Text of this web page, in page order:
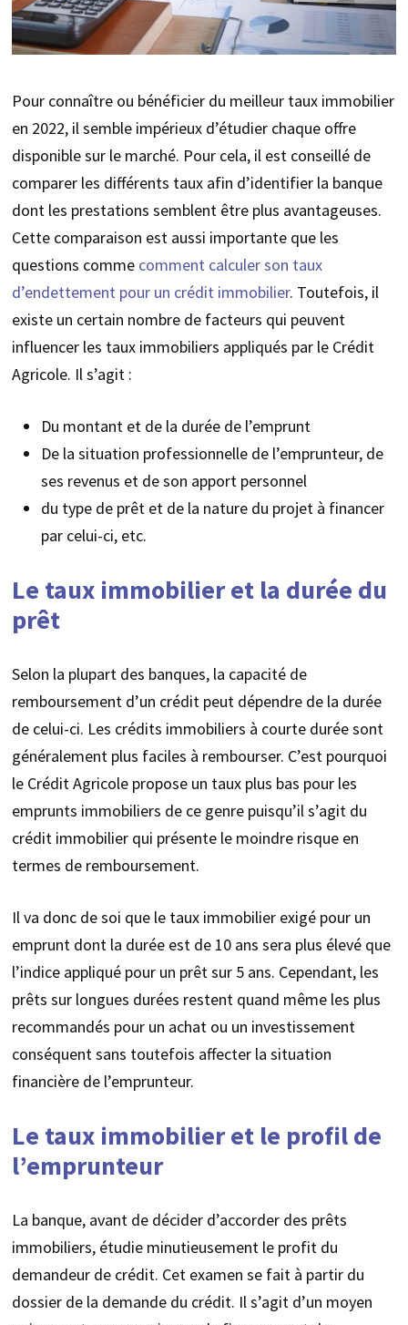
Pour connaître ou bénéficier du meilleur taux immobilier
en 2022, il semble impérieux d’étudier chaque offre
disponible sur le marché. Pour cela, il est conseillé de
comparer les différents taux afin d’identifier la banque
dont les prestations semblent être plus avantageuses.
Cette comparaison est aussi importante que les
questions comme comment calculer son taux
d’endettement pour un crédit immobilier. Toutefois, il
existe un certain nombre de facteurs qui peuvent
influencer les taux immobiliers appliqués par le Crédit
Agricole. Il s’agit :
Du montant et de la durée de l’emprunt
De la situation professionnelle de l’emprunteur, de
ses revenus et de son apport personnel
du type de prêt et de la nature du projet à financer
par celui-ci, etc.
Le taux immobilier et la durée du
prêt
Selon la plupart des banques, la capacité de
remboursement d’un crédit peut dépendre de la durée
de celui-ci. Les crédits immobiliers à courte durée sont
généralement plus faciles à rembourser. C’est pourquoi
le Crédit Agricole propose un taux plus bas pour les
emprunts immobiliers de ce genre puisqu’il s’agit du
crédit immobilier qui présente le moindre risque en
termes de remboursement.
Il va donc de soi que le taux immobilier exigé pour un
emprunt dont la durée est de 10 ans sera plus élevé que
l’indice appliqué pour un prêt sur 5 ans. Cependant, les
prêts sur longues durées restent quand même les plus
recommandés pour un achat ou un investissement
conséquent sans toutefois affecter la situation
financière de l’emprunteur.
Le taux immobilier et le profil de
l’emprunteur
La banque, avant de décider d’accorder des prêts
immobiliers, étudie minutieusement le profit du
demandeur de crédit. Cet examen se fait à partir du
dossier de la demande du crédit. Il s’agit d’un moyen